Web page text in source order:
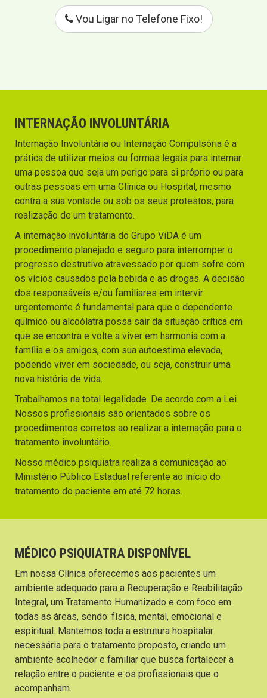
Vou Ligar no Telefone Fixo!
INTERNAÇÃO INVOLUNTÁRIA
Internação Involuntária ou Internação Compulsória é a
prática de utilizar meios ou formas legais para internar
uma pessoa que seja um perigo para si próprio ou para
outras pessoas em uma Clínica ou Hospital, mesmo
contra a sua vontade ou sob os seus protestos, para
realização de um tratamento.
A internação involuntária do Grupo ViDA é um
procedimento planejado e seguro para interromper o
progresso destrutivo atravessado por quem sofre com
os vícios causados pela bebida e as drogas. A decisão
dos responsáveis e/ou familiares em intervir
urgentemente é fundamental para que o dependente
químico ou alcoólatra possa sair da situação crítica em
que se encontra e volte a viver em harmonia com a
família e os amigos, com sua autoestima elevada,
podendo viver em sociedade, ou seja, construir uma
nova história de vida.
Trabalhamos na total legalidade. De acordo com a Lei.
Nossos profissionais são orientados sobre os
procedimentos corretos ao realizar a internação para o
tratamento involuntário.
Nosso médico psiquiatra realiza a comunicação ao
Ministério Público Estadual referente ao início do
tratamento do paciente em até 72 horas.
MÉDICO PSIQUIATRA DISPONÍVEL
Em nossa Clínica oferecemos aos pacientes um
ambiente adequado para a Recuperação e Reabilitação
Integral, um Tratamento Humanizado e com foco em
todas as áreas, sendo: física, mental, emocional e
espiritual. Mantemos toda a estrutura hospitalar
necessária para o tratamento proposto, criando um
ambiente acolhedor e familiar que busca fortalecer a
relação entre o paciente e os profissionais que o
acompanham.